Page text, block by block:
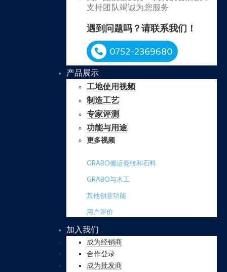
支持团队竭诚为您服务
遇到问题吗？请联系我们！
产品展示
工地使用视频
制造工艺
专家评测
功能与用途
更多视频
GRABO搬运瓷砖和石料
GRABO与木工
其他创意功能
用户评价
加入我们
成为经销商
合作登录
成为批发商